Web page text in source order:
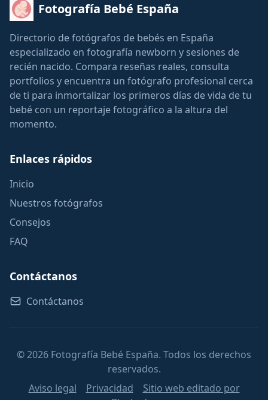
Fotografía Bebé España
Directorio de fotógrafos de bebés en España
especializado en fotografía newborn y sesiones de
recién nacido. Compara reseñas reales, consulta
portfolios y encuentra un fotógrafo profesional cerca
de ti para inmortalizar los primeros días de vida de tu
bebé con un reportaje fotográfico a la altura del
momento.
Enlaces rápidos
Inicio
Nuestros fotógrafos
Consejos
FAQ
Contáctanos
Contáctanos
© 2026 Fotografía Bebé España. Todos los derechos
reservados.
Aviso legal
Privacidad
Sitio web editado por